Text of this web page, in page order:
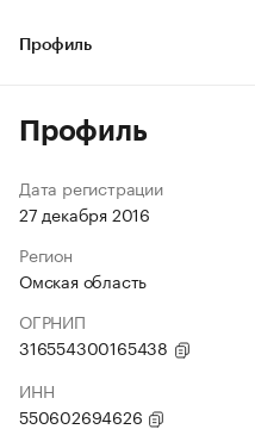
Профиль
Профиль
Дата регистрации
27 декабря 2016
Регион
Омская область
ОГРНИП
316554300165438
ИНН
550602694626